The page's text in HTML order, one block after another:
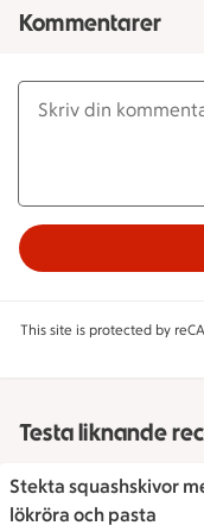
Kommentarer
This site is protected by
Testa liknande
Stekta squashskivor
lökröra och pasta